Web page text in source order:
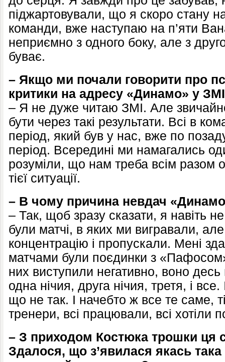
піджартовували, що я скоро стану
команди, вже наступаю на п’яти
неприємно з одного боку, але з
буває.
– Якщо ми почали говорити про
критики на адресу «Динамо» у
– Я не дуже читаю ЗМІ. Але
бути через такі результати. Всі в
період, який був у нас, вже по
період. Всередині ми намагались
розуміли, що нам треба всім разом
тієї ситуації.
– В чому причина невдач
– Так, щоб зразу сказати, я навіть
були матчі, в яких ми вигравали,
концентрацію і пропускали. Мені
матчами були поєдинки з
них виступили негативно, воно
одна нічия, друга нічия, третя, і
що не так. І начебто ж все те саме,
тренери, всі працювали, всі хотіли
– З приходом Костюка трошки ця
Здалося, що з’явилася якась